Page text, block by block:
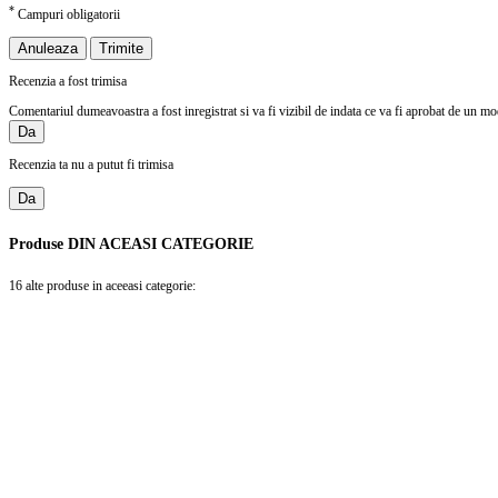
* Campuri obligatorii
Anuleaza Trimite
Recenzia a fost trimisa
Comentariul dumeavoastra a fost inregistrat si va fi vizibil de indata ce va fi aprobat de un
Da
Recenzia ta nu a putut fi trimisa
Da
Produse DIN ACEASI CATEGORIE
16 alte produse in aceeasi categorie: